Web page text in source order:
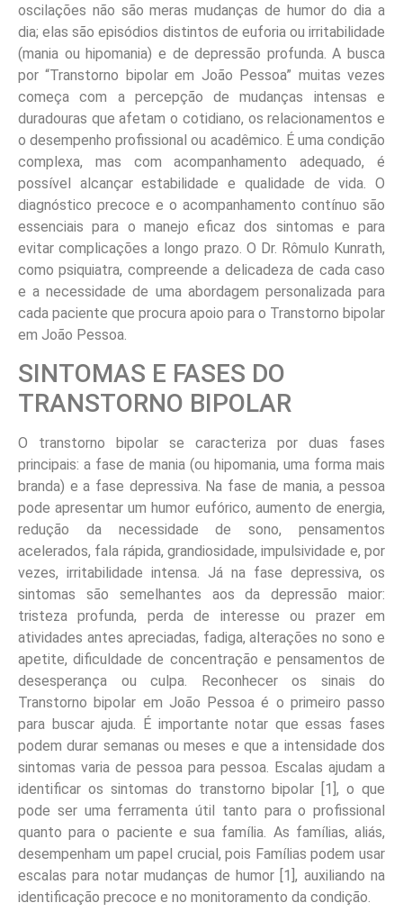
oscilações não são meras mudanças de humor do dia a
dia; elas são episódios distintos de euforia ou irritabilidade
(mania ou hipomania) e de depressão profunda. A busca
por “Transtorno bipolar em João Pessoa” muitas vezes
começa com a percepção de mudanças intensas e
duradouras que afetam o cotidiano, os relacionamentos e
o desempenho profissional ou acadêmico. É uma condição
complexa, mas com acompanhamento adequado, é
possível alcançar estabilidade e qualidade de vida. O
diagnóstico precoce e o acompanhamento contínuo são
essenciais para o manejo eficaz dos sintomas e para
evitar complicações a longo prazo. O Dr. Rômulo Kunrath,
como psiquiatra, compreende a delicadeza de cada caso
e a necessidade de uma abordagem personalizada para
cada paciente que procura apoio para o Transtorno bipolar
em João Pessoa.
SINTOMAS E FASES DO
TRANSTORNO BIPOLAR
O transtorno bipolar se caracteriza por duas fases
principais: a fase de mania (ou hipomania, uma forma mais
branda) e a fase depressiva. Na fase de mania, a pessoa
pode apresentar um humor eufórico, aumento de energia,
redução da necessidade de sono, pensamentos
acelerados, fala rápida, grandiosidade, impulsividade e, por
vezes, irritabilidade intensa. Já na fase depressiva, os
sintomas são semelhantes aos da depressão maior:
tristeza profunda, perda de interesse ou prazer em
atividades antes apreciadas, fadiga, alterações no sono e
apetite, dificuldade de concentração e pensamentos de
desesperança ou culpa. Reconhecer os sinais do
Transtorno bipolar em João Pessoa é o primeiro passo
para buscar ajuda. É importante notar que essas fases
podem durar semanas ou meses e que a intensidade dos
sintomas varia de pessoa para pessoa. Escalas ajudam a
identificar os sintomas do transtorno bipolar [1], o que
pode ser uma ferramenta útil tanto para o profissional
quanto para o paciente e sua família. As famílias, aliás,
desempenham um papel crucial, pois Famílias podem usar
escalas para notar mudanças de humor [1], auxiliando na
identificação precoce e no monitoramento da condição.